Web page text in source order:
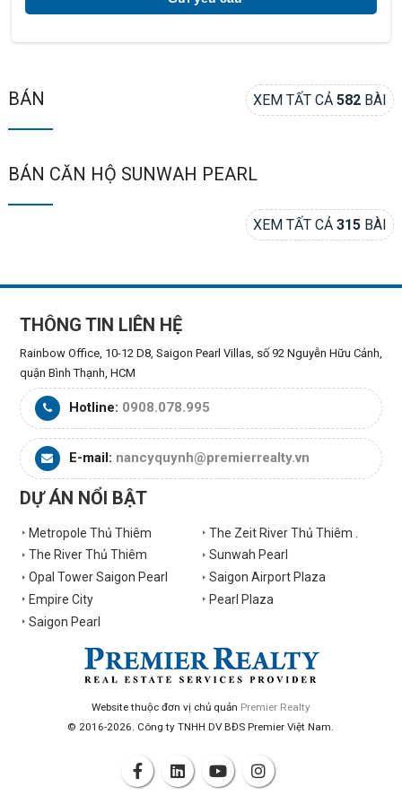
BÁN XEM TẤT CẢ582 BÀI
BÁN CĂN HỘ SUNWAH PEARL
XEM TẤT CẢ315 BÀI
THÔNG TIN LIÊN HỆ
Rainbow Office, 10-12 D8, Saigon Pearl Villas, số 92 Nguyễn Hữu Cảnh,
quận Bình Thạnh, HCM
Hotline: 0908.078.995
E-mail: nancyquynh@premierrealty.vn
DỰ ÁN NỔI BẬT
Metropole Thủ Thiêm
The Zeit River Thủ Thiêm .
The River Thủ Thiêm
Sunwah Pearl
Opal Tower Saigon Pearl
Saigon Airport Plaza
Empire City
Pearl Plaza
Saigon Pearl
Website thuộc đơn vị chủ quản Premier Realty
© 2016-2026. Công ty TNHH DV BĐS Premier Việt Nam.